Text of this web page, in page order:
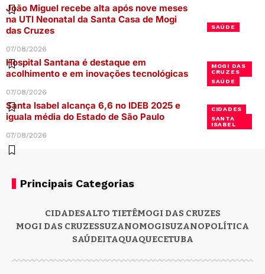
SAÚDE
João Miguel recebe alta após nove meses
na UTI Neonatal da Santa Casa de Mogi
das Cruzes
07/08/2026
MOGI DAS
CRUZES
SAÚDE
Hospital Santana é destaque em
acolhimento e em inovações tecnológicas
07/08/2026
CIDADES
SANTA
ISABEL
Santa Isabel alcança 6,6 no IDEB 2025 e
iguala média do Estado de São Paulo
07/08/2026
Principais Categorias
CIDADESALTO TIETÊMOGI DAS CRUZES
MOGI DAS CRUZESSUZANOMOGISUZANOPOLÍTICA
SAÚDEITAQUAQUECETUBA